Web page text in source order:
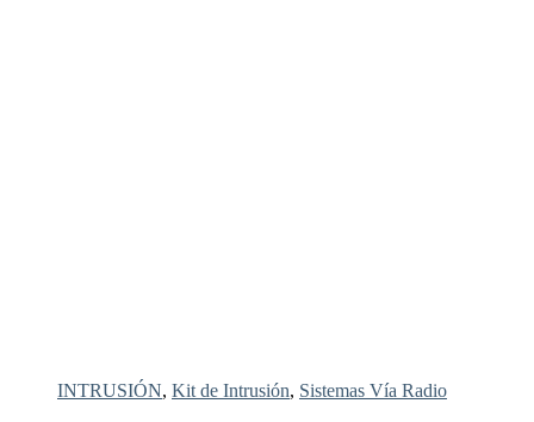
INTRUSIÓN, Kit de Intrusión, Sistemas Vía Radio